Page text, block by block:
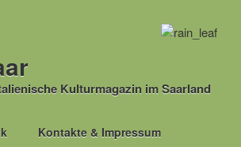
Kulturmagazin im Saarland
Kontakte & Impressum